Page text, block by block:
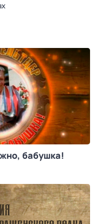
бабушка!